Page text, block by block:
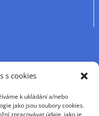
s cookies
k ukládání a/nebo
jako jsou soubory cookies.
zpracovávat údaje, jako je